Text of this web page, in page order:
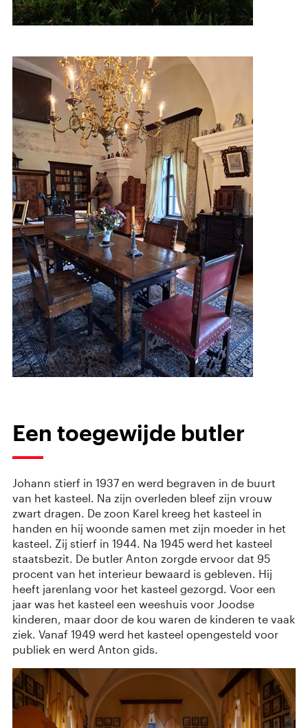
Een toegewijde butler
Johann stierf in 1937 en werd begraven in de buurt
van het kasteel. Na zijn overleden bleef zijn vrouw
zwart dragen. De zoon Karel kreeg het kasteel in
handen en hij woonde samen met zijn moeder in het
kasteel. Zij stierf in 1944. Na 1945 werd het kasteel
staatsbezit. De butler Anton zorgde ervoor dat 95
procent van het interieur bewaard is gebleven. Hij
heeft jarenlang voor het kasteel gezorgd. Voor een
jaar was het kasteel een weeshuis voor Joodse
kinderen, maar door de kou waren de kinderen te vaak
ziek. Vanaf 1949 werd het kasteel opengesteld voor
publiek en werd Anton gids.